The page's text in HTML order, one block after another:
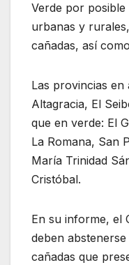
Verde por
urbanas y
cañadas, así
Las provincias en
Altagracia, El
que en verde: El
La Romana, San
María Trinidad
Cristóbal.
En su informe, el
deben
cañadas que